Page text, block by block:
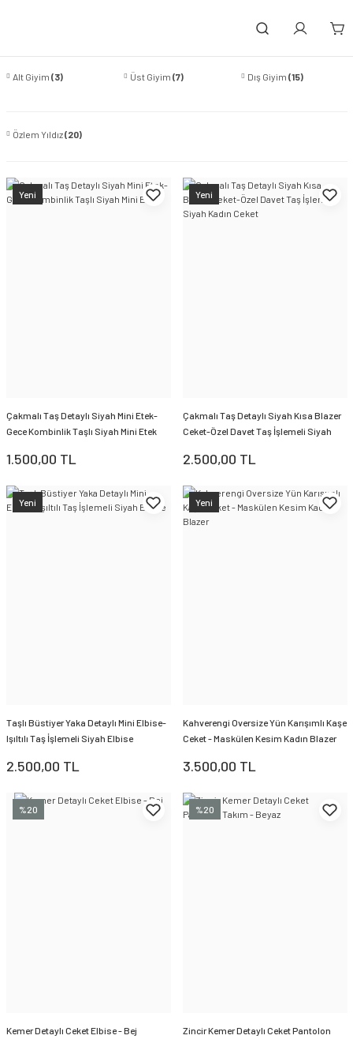
Alt Giyim (3) Üst Giyim (7) Dış Giyim(15)
Özlem Yıldız(20)
Yeni
Çakmalı Taş Detaylı Siyah Mini Etek-
Gece Kombinlik Taşlı Siyah Mini Etek
1.500,00 TL
Yeni
Çakmalı Taş Detaylı Siyah Kısa Blazer
Ceket-Özel Davet Taş İşlemeli Siyah
2.500,00 TL
Yeni
Taşlı Büstiyer Yaka Detaylı Mini Elbise-
Işıltılı Taş İşlemeli Siyah Elbise
2.500,00 TL
Yeni
Kahverengi Oversize Yün Karışımlı Kaşe
Ceket - Maskülen Kesim Kadın Blazer
3.500,00 TL
%20
Kemer Detaylı Ceket Elbise - Bej
%20
Zincir Kemer Detaylı Ceket Pantolon